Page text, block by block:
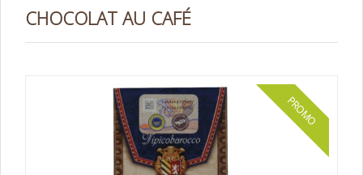
CHOCOLAT AU CAFÉ
PROMO